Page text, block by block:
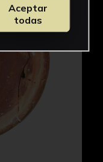
Aceptar
todas